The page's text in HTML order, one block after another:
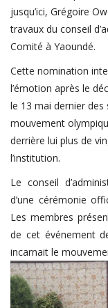
Business du sport
Guides &
Handball
Volleyball
Basketball
Arts Martiaux
Rugby
Tennis
Extra
Autres Sports
Login
Register
jusqu’ici, Grégoire
travaux du conseil
Comité à Yaoundé.
Cette nomination
l’émotion après le
le 13 mai dernier des
mouvement
derrière lui plus de
l’institution.
Le conseil
d’une cérémonie
Les membres
de cet événement
incarnait le